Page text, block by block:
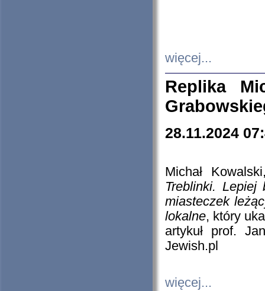
więcej...
Replika
28.11.2024
Michał
Treblinki. Lepiej
miasteczek
lokalne, który
artykuł prof.
Jewish.pl
więcej...